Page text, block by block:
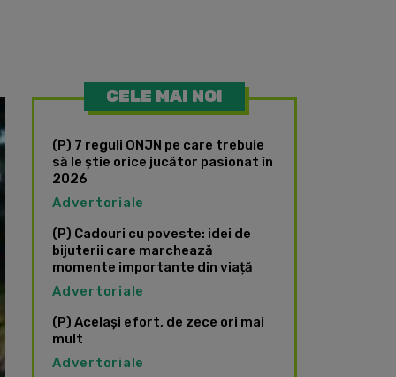
CELE MAI NOI
(P) 7 reguli ONJN pe care trebuie
să le știe orice jucător pasionat în
2026
Advertoriale
(P) Cadouri cu poveste: idei de
bijuterii care marchează
momente importante din viață
Advertoriale
(P) Același efort, de zece ori mai
mult
Advertoriale